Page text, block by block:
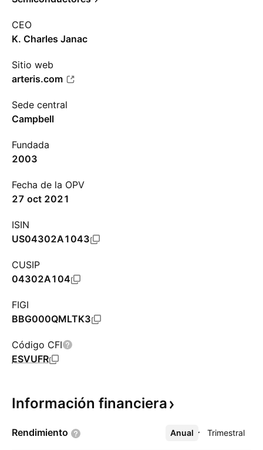
CEO
K. Charles Janac
Sitio web
arteris.com
Sede central
Campbell
Fundada
2003
Fecha de la OPV
27 oct 2021
ISIN
US04302A1043
CUSIP
04302A104
FIGI
BBG000QMLTK3
Código CFI
ESVUFR
Información financiera
Rendimiento Anual Trimestral
Más